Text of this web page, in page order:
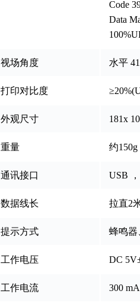
Code
Data
视场角度 水平
打印对比度
外观尺寸 181x
重量 约
通讯接口 USB
数据线长 拉直2
提示方式 蜂鸣器
工作电压 DC
工作电流 300